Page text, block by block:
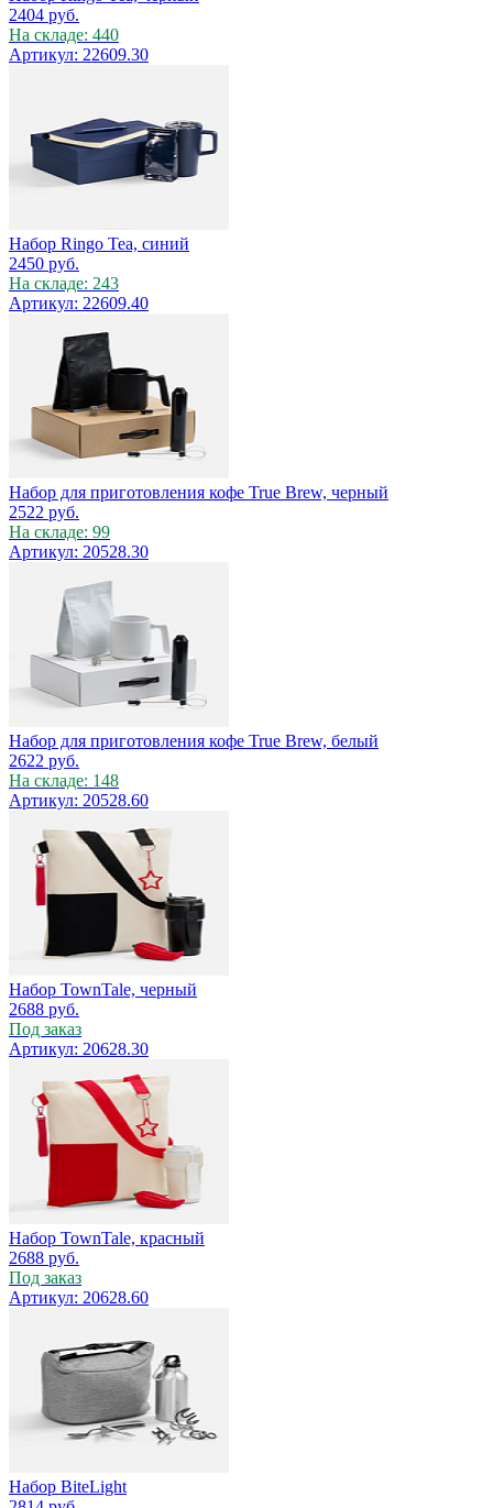
2404 руб.
На складе: 440
Артикул: 22609.30
Набор Ringo Tea, синий
2450 руб.
На складе: 243
Артикул: 22609.40
Набор для приготовления кофе True Brew, черный
2522 руб.
На складе: 99
Артикул: 20528.30
Набор для приготовления кофе True Brew, белый
2622 руб.
На складе: 148
Артикул: 20528.60
Набор TownTale, черный
2688 руб.
Под заказ
Артикул: 20628.30
Набор TownTale, красный
2688 руб.
Под заказ
Артикул: 20628.60
Набор BiteLight